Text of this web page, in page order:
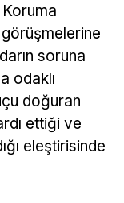
görüşmelerine
soruna
odaklı
doğuran
ettiği ve
eleştirisinde